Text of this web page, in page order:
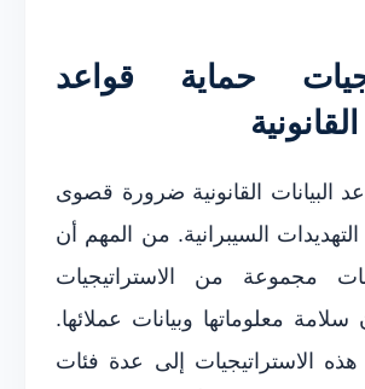
حماية قواعد
البيانات القانونية ضرورة قصوى
السيبرانية. من المهم أن
مجموعة من الاستراتيجيات
سلامة معلوماتها وبيانات عملائها.
الاستراتيجيات إلى عدة فئات